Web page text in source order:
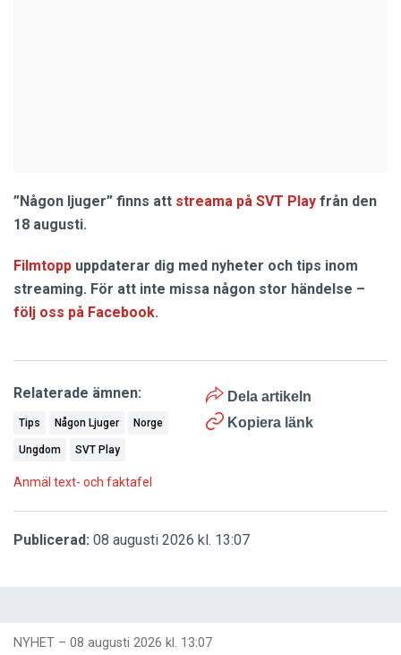
”Någon ljuger” finns att streama på SVT Play från den
18 augusti.
Filmtopp uppdaterar dig med nyheter och tips inom
streaming. För att inte missa någon stor händelse –
följ oss på Facebook.
Dela artikeln
Kopiera länk
Relaterade ämnen:
Tips Någon Ljuger Norge
Ungdom SVT Play
Anmäl text- och faktafel
Publicerad: 08 augusti 2026 kl. 13:07
NYHET – 08 augusti 2026 kl. 13:07